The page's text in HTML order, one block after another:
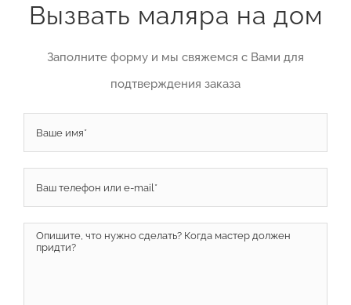
Вызвать маляра на дом
Заполните форму и мы свяжемся с Вами для
подтверждения заказа